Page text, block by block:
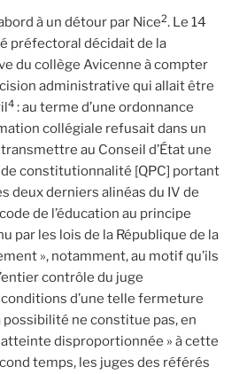
à un détour par Nice2. Le 14
préfectoral décidait de la
du collège Avicenne à compter
administrative qui allait être
4 : au terme d’une ordonnance
collégiale refusait dans un
au Conseil d’État une
constitutionnalité [QPC] portant
deux derniers alinéas du IV de
de l’éducation au principe
par les lois de la République de la
», notamment, au motif qu’ils
contrôle du juge
d’une telle fermeture
ne constitue pas, en
disproportionnée » à cette
temps, les juges des référés